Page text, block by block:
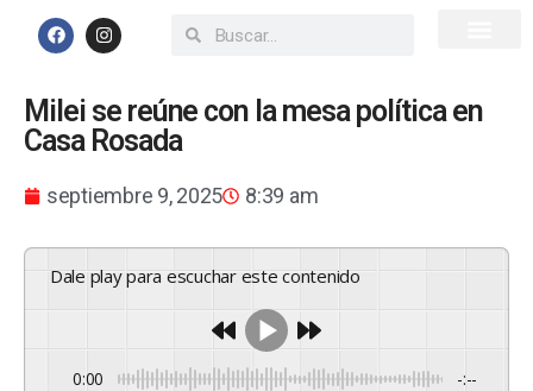
Milei se reúne con la mesa política en
Casa Rosada
septiembre 9, 2025 8:39 am
Dale play para escuchar este contenido
0:00 -:--